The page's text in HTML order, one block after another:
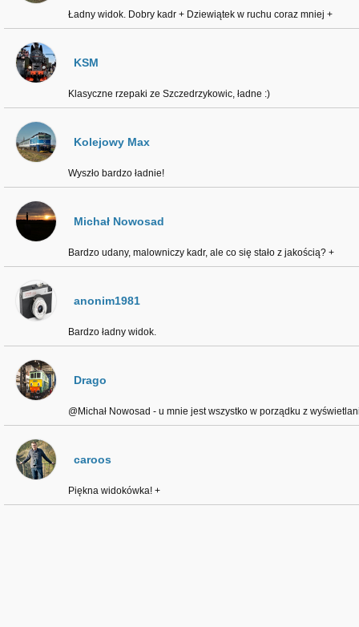
Ładny widok. Dobry kadr + Dziewiątek w ruchu coraz mniej +
KSM
Klasyczne rzepaki ze Szczedrzykowic, ładne :)
Kolejowy Max
Wyszło bardzo ładnie!
Michał Nowosad
Bardzo udany, malowniczy kadr, ale co się stało z jakością? +
anonim1981
Bardzo ładny widok.
Drago
@Michał Nowosad - u mnie jest wszystko w porządku z
caroos
Piękna widokówka! +